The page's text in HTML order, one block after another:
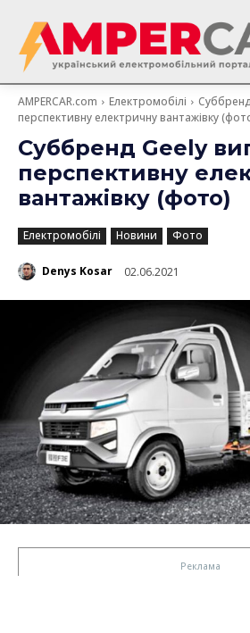
AMPERCAR.com Електромобілі
перспективну електричну вантажівку
Суббренд Geely
перспективну
вантажівку (фото)
Електромобілі Новини Фото
Denys Kosar 02.06.2021